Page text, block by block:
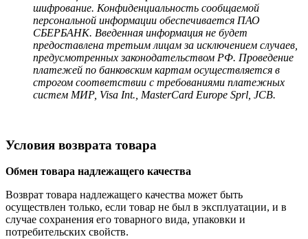
шифрование. Конфиденциальность сообщаемой
персональной информации обеспечивается ПАО
СБЕРБАНК. Введенная информация не будет
предоставлена третьим лицам за исключением случаев,
предусмотренных законодательством РФ. Проведение
платежей по банковским картам осуществляется в
строгом соответствии с требованиями платежных
систем МИР, Visa Int., MasterCard Europe Sprl, JCB.
Условия возврата товара
Обмен товара надлежащего качества
Возврат товара надлежащего качества может быть
осуществлен только, если товар не был в эксплуатации, и в
случае сохранения его товарного вида, упаковки и
потребительских свойств.